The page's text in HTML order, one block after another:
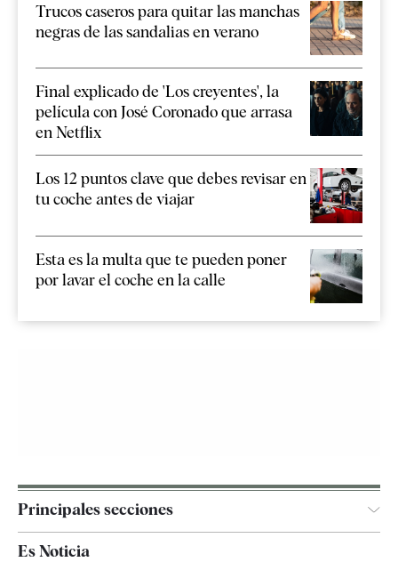
Trucos caseros para quitar las manchas
negras de las sandalias en verano
Final explicado de 'Los creyentes', la
película con José Coronado que arrasa
en Netflix
Los 12 puntos clave que debes revisar en
tu coche antes de viajar
Esta es la multa que te pueden poner
por lavar el coche en la calle
Principales secciones
España
Es Noticia